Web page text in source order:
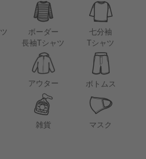
ボーダー
長袖Tシャツ
七分袖
Tシャツ
アウター ボトムス
雑貨 マスク